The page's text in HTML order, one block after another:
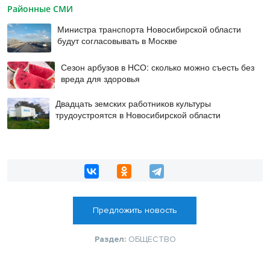
Районные СМИ
Министра транспорта Новосибирской области
будут согласовывать в Москве
Сезон арбузов в НСО: сколько можно съесть без
вреда для здоровья
Двадцать земских работников культуры
трудоустроятся в Новосибирской области
Предложить новость
Раздел: ОБЩЕСТВО